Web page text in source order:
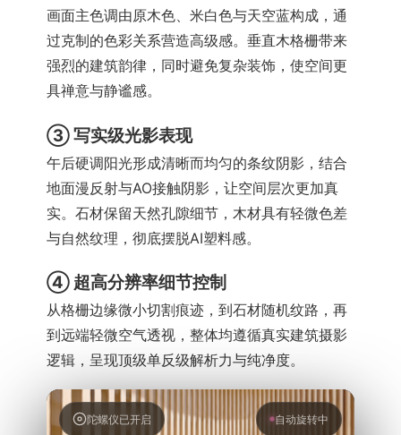
画面主色调由原木色、米白色与天空蓝构成，通
过克制的色彩关系营造高级感。垂直木格栅带来
强烈的建筑韵律，同时避免复杂装饰，使空间更
具禅意与静谧感。
③ 写实级光影表现
午后硬调阳光形成清晰而均匀的条纹阴影，结合
地面漫反射与AO接触阴影，让空间层次更加真
实。石材保留天然孔隙细节，木材具有轻微色差
与自然纹理，彻底摆脱AI塑料感。
④ 超高分辨率细节控制
从格栅边缘微小切割痕迹，到石材随机纹路，再
到远端轻微空气透视，整体均遵循真实建筑摄影
逻辑，呈现顶级单反级解析力与纯净度。
陀螺仪已开启 360° 全景